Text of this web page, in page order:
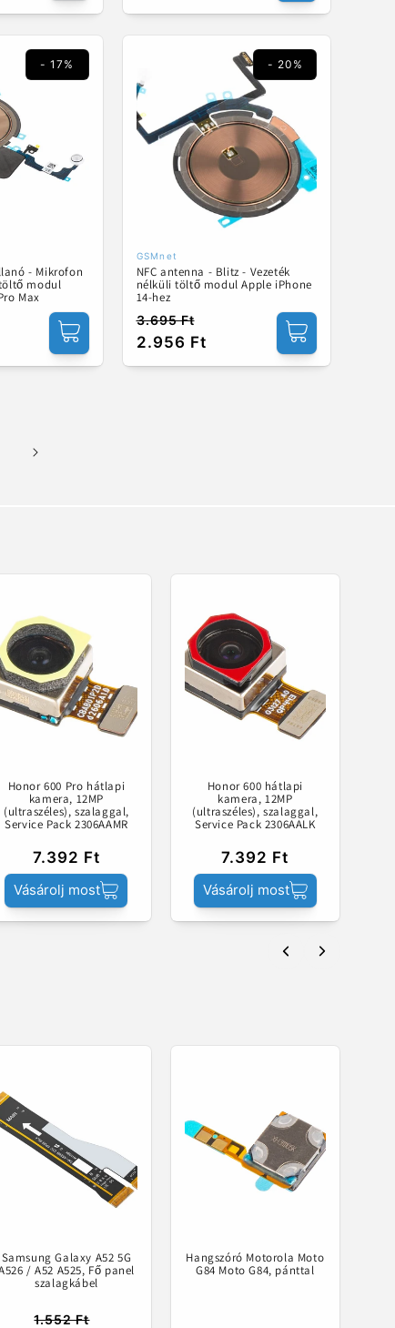
- 17%
- Mikrofon
modul
Max
- 20%
Forgalmazó:
GSMnet
NFC antenna - Blitz - Vezeték
nélküli töltő modul Apple iPhone
14-hez
Normál
3.695 Ft
Akciós
2.956 Ft
Honor 600 Pro hátlapi
kamera, 12MP
(ultraszéles), szalaggal,
Service Pack 2306AAMR
7.392 Ft
Vásárolj most
Honor 600 hátlapi
kamera, 12MP
(ultraszéles), szalaggal,
Service Pack 2306AALK
7.392 Ft
Vásárolj most
Samsung Galaxy A52 5G
/ A52 A525, Fő panel
szalagkábel
1.552 Ft
Hangszóró Motorola Moto
G84 Moto G84, pánttal